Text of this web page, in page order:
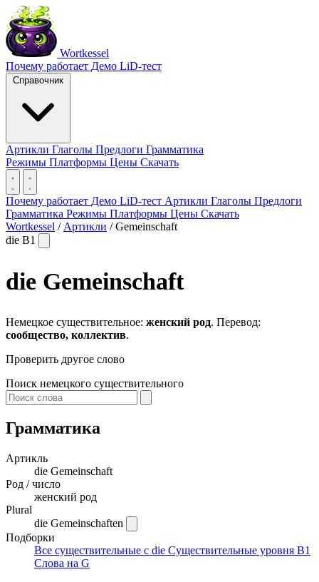
Wortkessel
Почему работает Демо LiD-тест
Справочник
Артикли Глаголы Предлоги Грамматика
Режимы Платформы Цены Скачать
Почему работает Демо LiD-тест Артикли Глаголы Предлоги
Грамматика Режимы Платформы Цены Скачать
Wortkessel / Артикли / Gemeinschaft
die B1
die Gemeinschaft
Немецкое существительное: женский род. Перевод:
сообщество, коллектив.
Проверить другое слово
Поиск немецкого существительного
Грамматика
Артикль
die Gemeinschaft
Род / число
женский род
Plural
die Gemeinschaften
Подборки
Все существительные с die Существительные уровня B1
Слова на G